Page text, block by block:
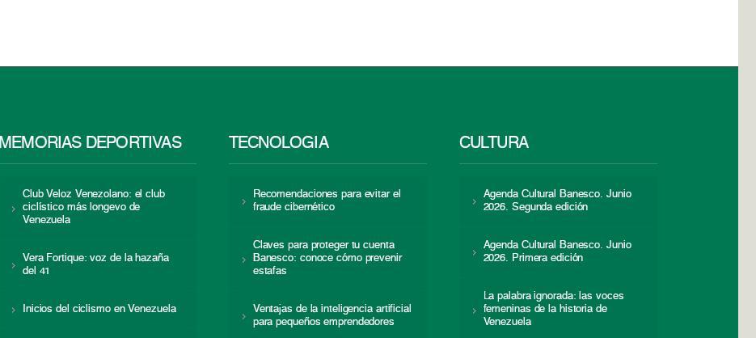
MEMORIAS DEPORTIVAS
Club Veloz Venezolano: el club
ciclístico más longevo de
Venezuela
Vera Fortique: voz de la hazaña
del 41
Inicios del ciclismo en Venezuela
TECNOLOGÍA
Recomendaciones para evitar el
fraude cibernético
Claves para proteger tu cuenta
Banesco: conoce cómo prevenir
estafas
Ventajas de la inteligencia artificial
para pequeños emprendedores
CULTURA
Agenda Cultural Banesco. Junio
2026. Segunda edición
Agenda Cultural Banesco. Junio
2026. Primera edición
La palabra ignorada: las voces
femeninas de la historia de
Venezuela